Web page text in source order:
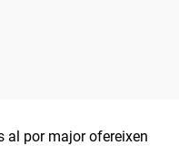
al por major ofereixen